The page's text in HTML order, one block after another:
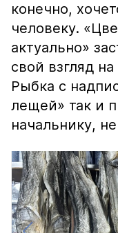
конечно,
человеку.
актуально»
свой взгляд
Рыбка с
лещей» так и
начальнику,